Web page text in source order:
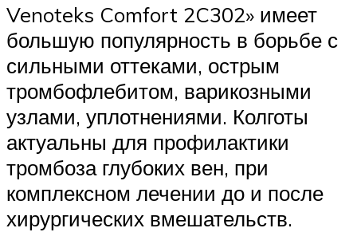
Venoteks Comfort 2C302» имеет
большую популярность в борьбе с
сильными оттеками, острым
тромбофлебитом, варикозными
узлами, уплотнениями. Колготы
актуальны для профилактики
тромбоза глубоких вен, при
комплексном лечении до и после
хирургических вмешательств.